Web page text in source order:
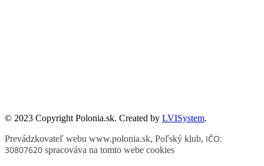
© 2023 Copyright Polonia.sk. Created by LVISystem.
Prevádzkovateľ webu www.polonia.sk, Poľský klub, IČO:
30807620 spracováva na tomto webe cookies